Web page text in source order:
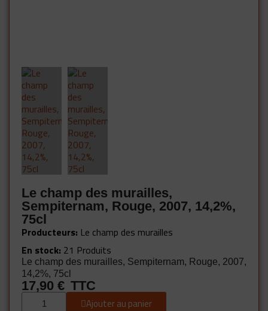
Le champ des murailles,
Sempiternam, Rouge, 2007, 14,2%,
75cl
Producteurs Le champ des murailles
En stock 21 Produits
Le champ des murailles, Sempiternam, Rouge, 2007,
14,2%, 75cl
17,90 € TTC
Ajouter au panier